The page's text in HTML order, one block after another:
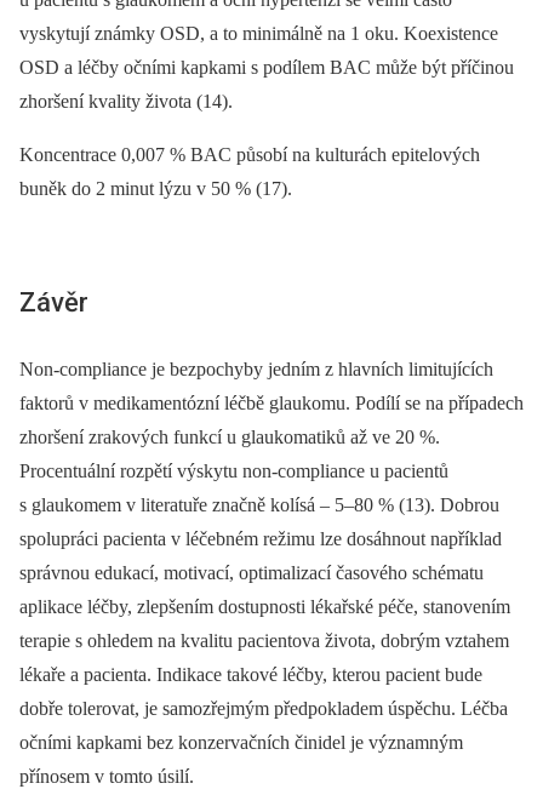
vyskytují známky OSD, a to minimálně na 1 oku. Koexistence
OSD a léčby očními kapkami s podílem BAC může být příčinou
zhoršení kvality života (14).
Koncentrace 0,007 % BAC působí na kulturách epitelových
buněk do 2 minut lýzu v 50 % (17).
Závěr
Non-compliance je bezpochyby jedním z hlavních limitujících
faktorů v medikamentózní léčbě glaukomu. Podílí se na případech
zhoršení zrakových funkcí u glaukomatiků až ve 20 %.
Procentuální rozpětí výskytu non-compliance u pacientů
s glaukomem v literatuře značně kolísá –⁠ 5–80 % (13). Dobrou
spolupráci pacienta v léčebném režimu lze dosáhnout například
správnou edukací, motivací, optimalizací časového schématu
aplikace léčby, zlepšením dostupnosti lékařské péče, stanovením
terapie s ohledem na kvalitu pacientova života, dobrým vztahem
lékaře a pacienta. Indikace takové léčby, kterou pacient bude
dobře tolerovat, je samozřejmým předpokladem úspěchu. Léčba
očními kapkami bez konzervačních činidel je významným
přínosem v tomto úsilí.